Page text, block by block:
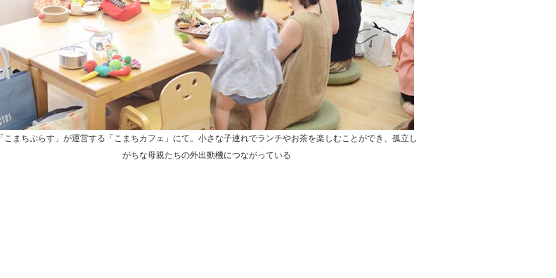
「こまちぷらす」が運営する「こまちカフェ」にて。小さな子連れでランチやお茶を楽しむことができ、孤立し
がちな母親たちの外出動機につながっている